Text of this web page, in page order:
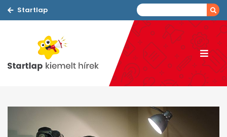
Startlap